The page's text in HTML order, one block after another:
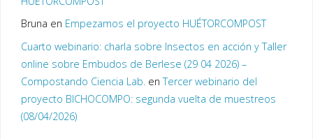
Bruna en Empezamos el proyecto HUÉTORCOMPOST
Cuarto webinario: charla sobre Insectos en acción y Taller
online sobre Embudos de Berlese (29 04 2026) –
Compostando Ciencia Lab. enTercer webinario del
proyecto BICHOCOMPO: segunda vuelta de muestreos
(08/04/2026)